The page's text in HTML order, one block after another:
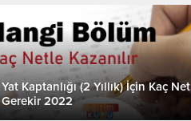
Yat Kaptanlığı (2 Yıllık) İçin Kaç Net
Gerekir 2022